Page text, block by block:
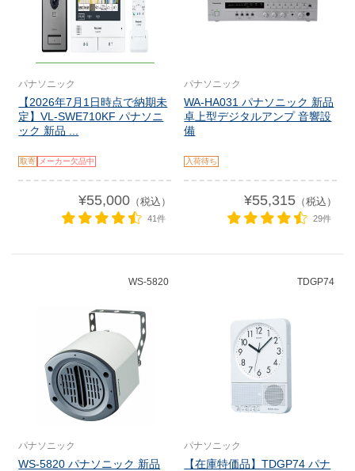
パナソニック
【2026年7月1日時点で納期未
定】VL-SWE710KF パナソニ
ック 新品 ...
取寄 メーカー欠品中
¥55,000（税込）
41件
パナソニック
WA-HA031 パナソニック 新品
卓上型デジタルアンプ 音響設
備
入荷待ち
¥55,315（税込）
29件
WS-5820
パナソニック
WS-5820 パナソニック 新品
TDGP74
パナソニック
【在庫特価品】TDGP74 パナ